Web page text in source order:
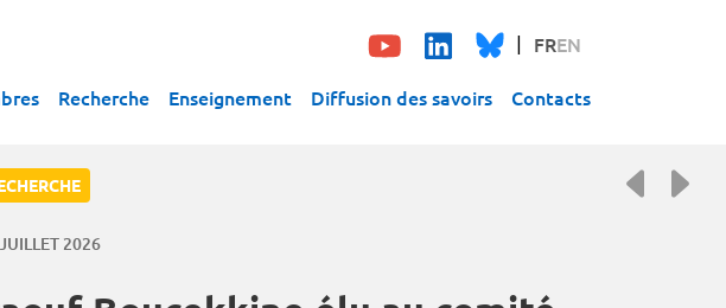
FREN
Recherche Enseignement Diffusion des savoirs Contacts
2026